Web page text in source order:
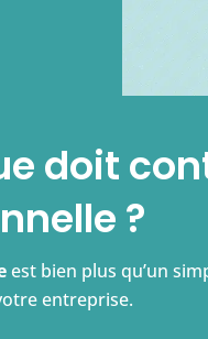
doit
?
est bien plus qu’un
entreprise.